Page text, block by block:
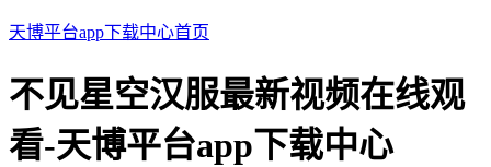
天博平台app下载中心首页
不见星空汉服最新视频在线观
看-天博平台app下载中心